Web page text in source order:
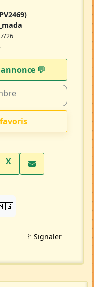
26
💬​
XTwitter X
🚩 Signaler